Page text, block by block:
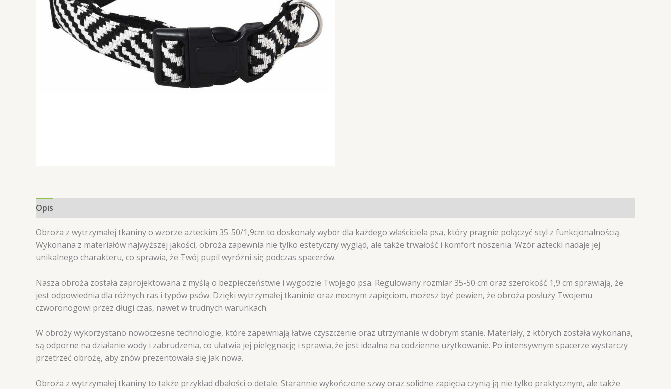
Opis
Obroża z wytrzymałej tkaniny o wzorze azteckim 35-50/1,9cm to doskonały wybór dla każdego właściciela psa, który pragnie połączyć styl z funkcjonalnością.
Wykonana z materiałów najwyższej jakości, obroża zapewnia nie tylko estetyczny wygląd, ale także trwałość i komfort noszenia. Wzór aztecki nadaje jej
unikalnego charakteru, co sprawia, że Twój pupil wyróżni się podczas spacerów.
Nasza obroża została zaprojektowana z myślą o bezpieczeństwie i wygodzie Twojego psa. Regulowany rozmiar 35-50 cm oraz szerokość 1,9 cm sprawiają, że
jest odpowiednia dla różnych ras i typów psów. Dzięki wytrzymałej tkaninie oraz mocnym zapięciom, możesz być pewien, że obroża posłuży Twojemu
czworonogowi przez długi czas, nawet w trudnych warunkach.
W obroży wykorzystano nowoczesne technologie, które zapewniają łatwe czyszczenie oraz utrzymanie w dobrym stanie. Materiały, z których została wykonana,
są odporne na działanie wody i zabrudzenia, co ułatwia jej pielęgnację i sprawia, że jest idealna na codzienne użytkowanie. Po intensywnym spacerze wystarczy
przetrzeć obrożę, aby znów prezentowała się jak nowa.
Obroża z wytrzymałej tkaniny to także przykład dbałości o detale. Starannie wykończone szwy oraz solidne zapięcia czynią ją nie tylko praktycznym, ale także